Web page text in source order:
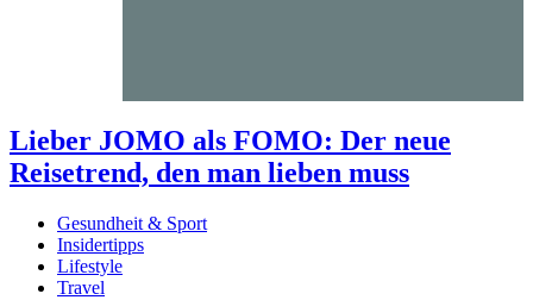
Lieber JOMO als FOMO: Der neue
Reisetrend, den man lieben muss
Gesundheit & Sport
Insidertipps
Lifestyle
Travel